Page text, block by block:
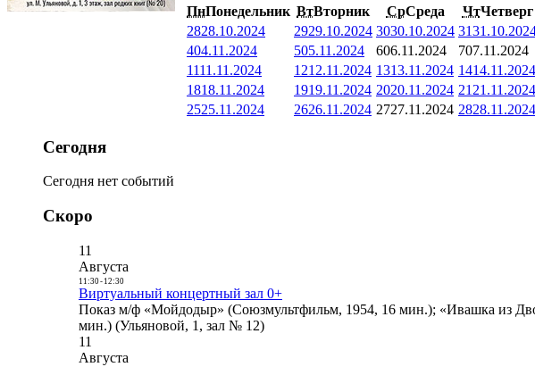
ПнПонедельник ВтВторник СрСреда ЧтЧетверг
2828.10.2024 2929.10.2024 3030.10.2024 31
404.11.2024 505.11.2024 606.11.2024 707.11.2024
1111.11.2024 1212.11.2024 1313.11.2024 1414.11.2024
1818.11.2024 1919.11.2024 2020.11.2024 21 21.11.2024
2525.11.2024 2626.11.2024 2727.11.2024 2828.11.2024
Сегодня
Сегодня нет событий
Скоро
11
Августа
11:30- 12:30
Виртуальный концертный зал 0+
Показ м/ф «Мойдодыр» (Союзмультфильм, 1954, 16 мин.); «Ивашка из
мин.) (Ульяновой, 1, зал № 12)
11
Августа